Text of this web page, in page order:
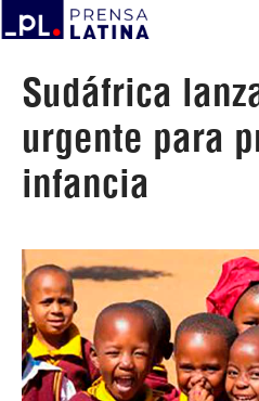
Sudáfrica
urgente para
infancia